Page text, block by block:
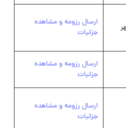
ارسال رزومه و مشاهده
جزئیات
ارسال رزومه و مشاهده
جزئیات
ارسال رزومه و مشاهده
جزئیات